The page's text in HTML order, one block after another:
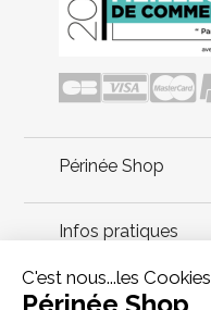
Périnée Shop
Infos pratiques
Conseils périnée
C'est nous...les Cookies
Périnée Shop